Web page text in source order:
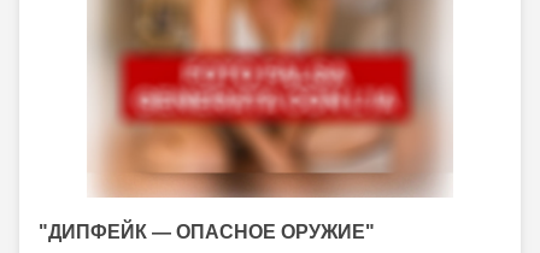
"ДИПФЕЙК — ОПАСНОЕ ОРУЖИЕ"